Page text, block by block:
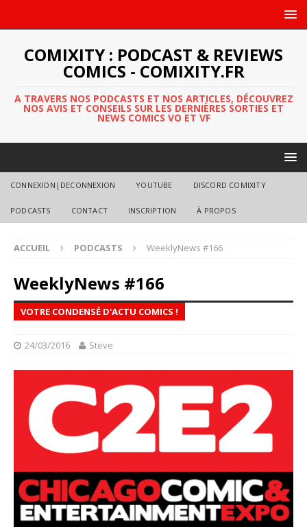
COMIXITY : PODCAST & REVIEWS
COMICS - COMIXITY.FR
A TRAVERS NOS PODCASTS ET NOS ARTICLES, DÉCOUVREZ
NOS AVIS ET CONSEILS SUR LES DERNIÈRES SORTIES ET
NEWS COMICS VO ET VF
CONNEXION|DECONNEXION YOUTUBE DISCORD COMIXITY
PODCASTS CONTACT INSCRIPTION À PROPOS
ACCUEIL PODCASTS WeeklyNews #166
WeeklyNews #166
VOTRE CONDENSÉ D'ACTU COMICS !
24/03/2016 Steve